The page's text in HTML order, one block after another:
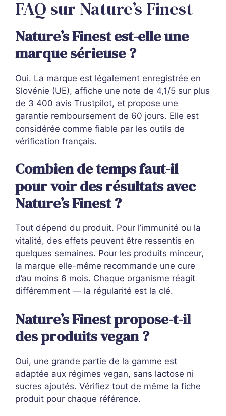
FAQ sur Nature’s Finest
Nature’s Finest est-elle une
marque sérieuse ?
Oui. La marque est légalement enregistrée en
Slovénie (UE), affiche une note de 4,1/5 sur plus
de 3 400 avis Trustpilot, et propose une
garantie remboursement de 60 jours. Elle est
considérée comme fiable par les outils de
vérification français.
Combien de temps faut-il
pour voir des résultats avec
Nature’s Finest ?
Tout dépend du produit. Pour l’immunité ou la
vitalité, des effets peuvent être ressentis en
quelques semaines. Pour les produits minceur,
la marque elle-même recommande une cure
d’au moins 6 mois. Chaque organisme réagit
différemment — la régularité est la clé.
Nature’s Finest propose-t-il
des produits vegan ?
Oui, une grande partie de la gamme est
adaptée aux régimes vegan, sans lactose ni
sucres ajoutés. Vérifiez tout de même la fiche
produit pour chaque référence.